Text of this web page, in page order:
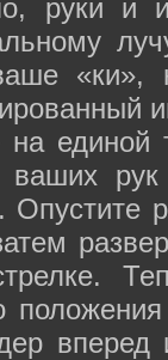
руки и
«ки»,
единой
ваших
вперед